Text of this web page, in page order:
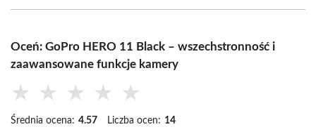
Oceń: GoPro HERO 11 Black – wszechstronność i
zaawansowane funkcje kamery
★ ★ ★ ★ ★
Średnia ocena: 4.57 Liczba ocen: 14